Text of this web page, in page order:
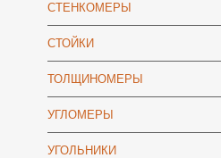
СТЕНКОМЕРЫ
СТОЙКИ
ТОЛЩИНОМЕРЫ
УГЛОМЕРЫ
УГОЛЬНИКИ